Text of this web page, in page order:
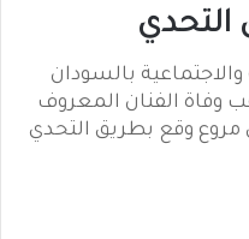
بالسودان
وفاة الفنان المعروف
وقع بطريق التحدي